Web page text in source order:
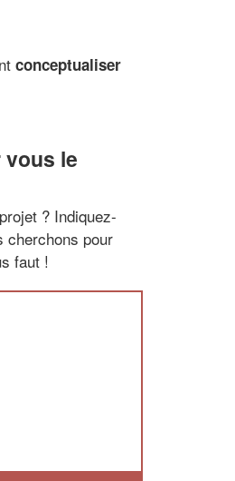
conceptualiser
le
? Indiquez-
cherchons pour
faut !